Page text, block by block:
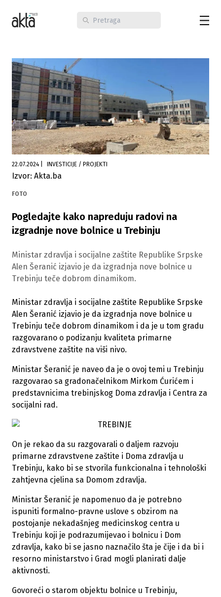
22.07.2024 INVESTICIJE / PROJEKTI
Izvor: Akta.ba
FOTO
Pogledajte kako napreduju radovi na
izgradnje nove bolnice u Trebinju
​Ministar zdravlja i socijalne zaštite Republike Srpske
Alen Šeranić izjavio je da izgradnja nove bolnice u
Trebinju teče dobrom dinamikom.
​Ministar zdravlja i socijalne zaštite Republike Srpske
Alen Šeranić izjavio je da izgradnja nove bolnice u
Trebinju teče dobrom dinamikom i da je u tom gradu
razgovarano o podizanju kvaliteta primarne
zdravstvene zaštite na viši nivo.
Ministar Šeranić je naveo da je o ovoj temi u Trebinju
razgovarao sa gradonačelnikom Mirkom Ćurićem i
predstavnicima trebinjskog Doma zdravlja i Centra za
socijalni rad.
On je rekao da su razgovarali o daljem razvoju
primarne zdravstvene zaštite i Doma zdravlja u
Trebinju, kako bi se stvorila funkcionalna i tehnološki
zahtjevna cjelina sa Domom zdravlja.
Ministar Šeranić je napomenuo da je potrebno
ispuniti formalno-pravne uslove s obzirom na
postojanje nekadašnjeg medicinskog centra u
Trebinju koji je podrazumijevao i bolnicu i Dom
zdravlja, kako bi se jasno naznačilo šta je čije i da bi i
resorno ministarstvo i Grad mogli planirati dalje
aktivnosti.
Govoreći o starom objektu bolnice u Trebinju,